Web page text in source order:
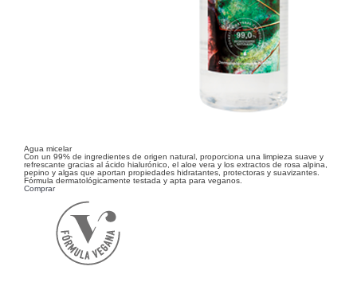
Agua micelar
Con un 99% de ingredientes de origen natural, proporciona una limpieza suave y
refrescante gracias al ácido hialurónico, el aloe vera y los extractos de rosa alpina,
pepino y algas que aportan propiedades hidratantes, protectoras y suavizantes.
Fórmula dermatológicamente testada y apta para veganos.
Comprar